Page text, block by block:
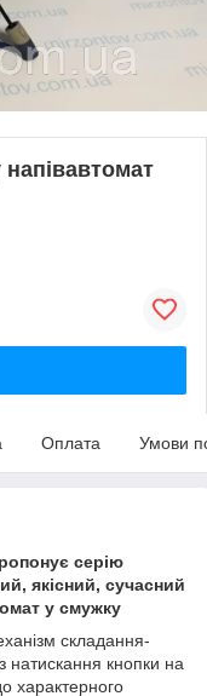
Оплата Умови
серію
якісний, сучасний
у смужку
складання-
натискання кнопки на
характерного